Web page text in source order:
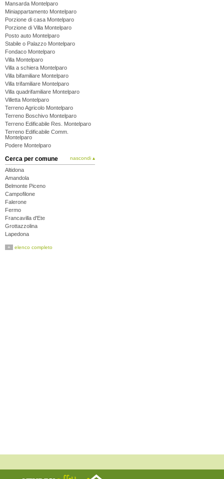
Mansarda Montelparo
Miniappartamento Montelparo
Porzione di casa Montelparo
Porzione di Villa Montelparo
Posto auto Montelparo
Stabile o Palazzo Montelparo
Fondaco Montelparo
Villa Montelparo
Villa a schiera Montelparo
Villa bifamiliare Montelparo
Villa trifamiliare Montelparo
Villa quadrifamiliare Montelparo
Villetta Montelparo
Terreno Agricolo Montelparo
Terreno Boschivo Montelparo
Terreno Edificabile Res. Montelparo
Terreno Edificabile Comm.
Montelparo
Podere Montelparo
Cerca per comune nascondi ▴
Altidona
Amandola
Belmonte Piceno
Campofilone
Falerone
Fermo
Francavilla d'Ete
Grottazzolina
Lapedona
Massa Fermana
+ elenco completo